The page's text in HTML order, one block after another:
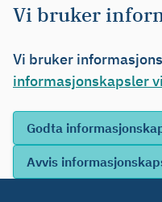
Vi bruker
Vi bruker
informasjonskapsler